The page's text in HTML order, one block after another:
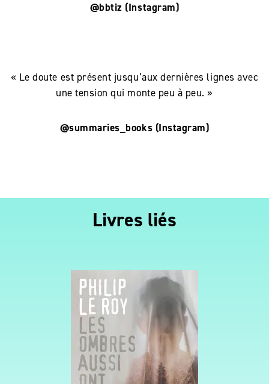
@bbtiz (Instagram)
« Le doute est présent jusqu’aux dernières lignes avec
une tension qui monte peu à peu. »
@summaries_books (Instagram)
Livres liés